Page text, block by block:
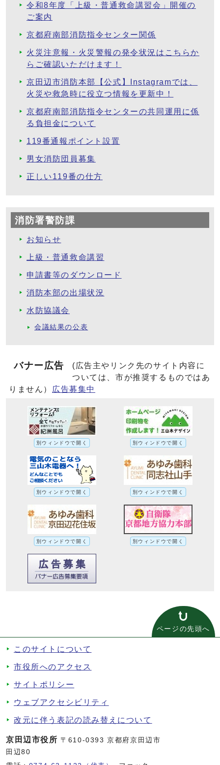
令和8年度「上級・普通救命講習会」開催の
ご案内
京都府南部消防指令センター関係
火災注意報・火災警報の発令状況はこちらか
らご確認いただけます！
京田辺市消防本部【公式】Instagramでは、
火災や救急時に役立つ情報を更新中！
京都府南部消防指令センターの共同運用に係
る負担金について
119番通報ポイント設置
男女消防団員募集
正しい119番の仕方
消防署警防課
お知らせ
上級・普通救命講習
申請書等のダウンロード
消防本部の出場状況
水防協議会
会議結果の公表
バナー広告
(広告主やリンク先のサイト内容に
ついては、市が推奨するものではあ
りません）
広告募集中
別ウィンドウで開く 別ウィンドウで開く
別ウィンドウで開く 別ウィンドウで開く
別ウィンドウで開く 別ウィンドウで開く
ページの先頭へ
このサイトについて
市役所へのアクセス
サイトポリシー
ウェブアクセシビリティ
改元に伴う表記の読み替えについて
京田辺市役所 〒610-0393 京都府京田辺市
田辺80